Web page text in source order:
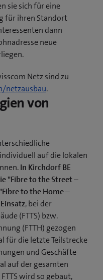
sie sich für eine
für ihren Standort
dann
neue
Netz sind zu
netzausbau.
von
auf die lokalen
In Kirchdorf BE
"Fibre to the Street –
to the Home –
, bei der
(FTTS) bzw.
(FTTH) gezogen
für die letzte Teilstrecke
und Geschäfte
auf der gesamten
wird so gebaut,